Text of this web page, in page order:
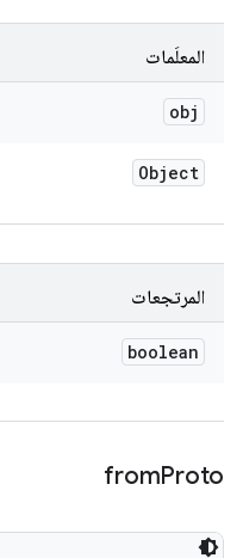
المعلَمات
obj
Object
المرتجعات
boolean
fromProto